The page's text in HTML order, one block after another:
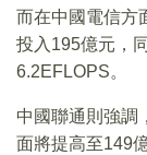
而在中國電信方
投入195億元，
6.2EFLOPS。
中國聯通則強調
面將提高至149